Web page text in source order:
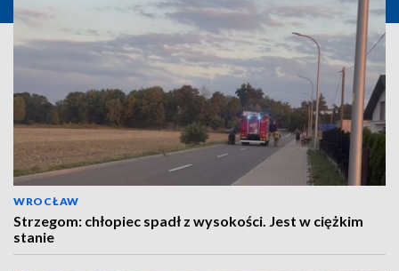
WROCŁAW
Strzegom: chłopiec spadł z wysokości. Jest w ciężkim
stanie